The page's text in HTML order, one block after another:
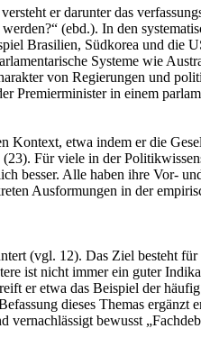
er darunter das
(ebd.). In den
Brasilien, Südkorea und die
Systeme wie
von Regierungen und
Premierminister in einem
Kontext, etwa indem er die
Für viele in der
besser. Alle haben ihre Vor-
Ausformungen in der
(vgl. 12). Das Ziel besteht
ist nicht immer ein guter
er etwa das Beispiel der
dieses Themas ergänzt
bewusst